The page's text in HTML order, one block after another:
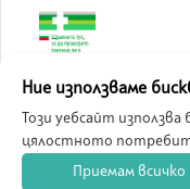
ABC Pharmacy онлайн
Агенция по
Ние използваме
Този уебсайт
цялостното
Приемам всичко